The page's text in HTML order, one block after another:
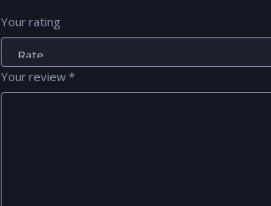
Your rating
Your review*